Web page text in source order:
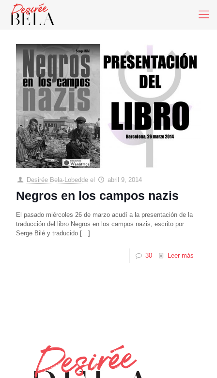
Desirée Bela-Lobedde el abril 9, 2014
Negros en los campos nazis
El pasado miércoles 26 de marzo acudí a la presentación de la
traducción del libro Negros en los campos nazis, escrito por
Serge Bilé y traducido […]
30 Leer más